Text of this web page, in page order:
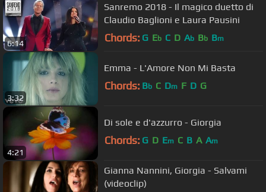
6:14
Sanremo 2018 - Il magico duetto di
Claudio Baglioni e Laura Pausini
Chords: G Eb C D Ab Bb Bm
3:32
Emma - L'Amore Non Mi Basta
Chords: Bb C Dm F D G
4:21
Di sole e d'azzurro - Giorgia
Chords: G D Em C B A Am
Gianna Nannini, Giorgia - Salvami
(videoclip)